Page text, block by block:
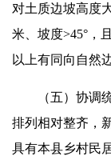
对土质边坡高度
米、坡度>45°，
以上有同向自然
（五）协调统
排列相对整齐，
具有本县乡村民